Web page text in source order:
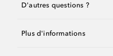
D'autres questions ?
Plus d'informations